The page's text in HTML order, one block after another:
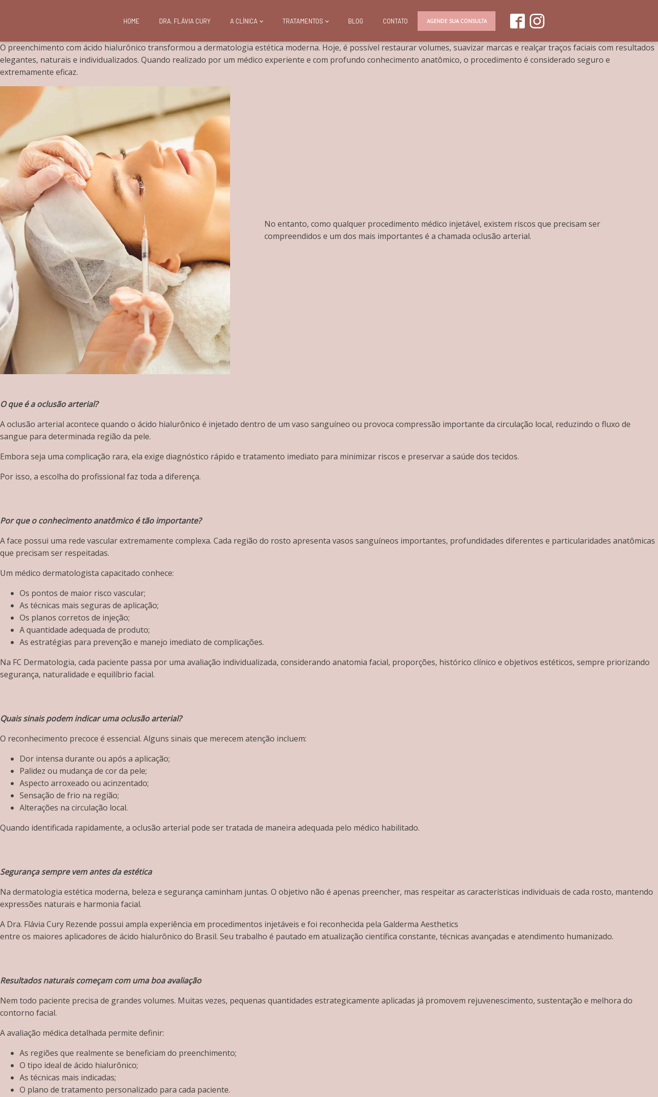
HOME DRA. FLÁVIA CURY A CLÍNICA TRATAMENTOS BLOG CONTATO AGENDE SUA CONSULTA
O preenchimento com ácido hialurônico transformou a dermatologia estética moderna. Hoje, é possível restaurar volumes, suavizar marcas e realçar traços faciais com resultados
elegantes, naturais e individualizados. Quando realizado por um médico experiente e com profundo conhecimento anatômico, o procedimento é considerado seguro e
extremamente eficaz.
No entanto, como qualquer procedimento médico injetável, existem riscos que precisam ser
compreendidos e um dos mais importantes é a chamada oclusão arterial.
O que é a oclusão arterial?
A oclusão arterial acontece quando o ácido hialurônico é injetado dentro de um vaso sanguíneo ou provoca compressão importante da circulação local, reduzindo o fluxo de
sangue para determinada região da pele.
Embora seja uma complicação rara, ela exige diagnóstico rápido e tratamento imediato para minimizar riscos e preservar a saúde dos tecidos.
Por isso, a escolha do profissional faz toda a diferença.
Por que o conhecimento anatômico é tão importante?
A face possui uma rede vascular extremamente complexa. Cada região do rosto apresenta vasos sanguíneos importantes, profundidades diferentes e particularidades anatômicas
que precisam ser respeitadas.
Um médico dermatologista capacitado conhece:
Os pontos de maior risco vascular;
As técnicas mais seguras de aplicação;
Os planos corretos de injeção;
A quantidade adequada de produto;
As estratégias para prevenção e manejo imediato de complicações.
Na FC Dermatologia, cada paciente passa por uma avaliação individualizada, considerando anatomia facial, proporções, histórico clínico e objetivos estéticos, sempre priorizando
segurança, naturalidade e equilíbrio facial.
Quais sinais podem indicar uma oclusão arterial?
O reconhecimento precoce é essencial. Alguns sinais que merecem atenção incluem:
Dor intensa durante ou após a aplicação;
Palidez ou mudança de cor da pele;
Aspecto arroxeado ou acinzentado;
Sensação de frio na região;
Alterações na circulação local.
Quando identificada rapidamente, a oclusão arterial pode ser tratada de maneira adequada pelo médico habilitado.
Segurança sempre vem antes da estética
Na dermatologia estética moderna, beleza e segurança caminham juntas. O objetivo não é apenas preencher, mas respeitar as características individuais de cada rosto, mantendo
expressões naturais e harmonia facial.
A Dra. Flávia Cury Rezende possui ampla experiência em procedimentos injetáveis e foi reconhecida pela Galderma Aesthetics
entre os maiores aplicadores de ácido hialurônico do Brasil. Seu trabalho é pautado em atualização científica constante, técnicas avançadas e atendimento humanizado.
Resultados naturais começam com uma boa avaliação
Nem todo paciente precisa de grandes volumes. Muitas vezes, pequenas quantidades estrategicamente aplicadas já promovem rejuvenescimento, sustentação e melhora do
contorno facial.
A avaliação médica detalhada permite definir:
As regiões que realmente se beneficiam do preenchimento;
O tipo ideal de ácido hialurônico;
As técnicas mais indicadas;
O plano de tratamento personalizado para cada paciente.